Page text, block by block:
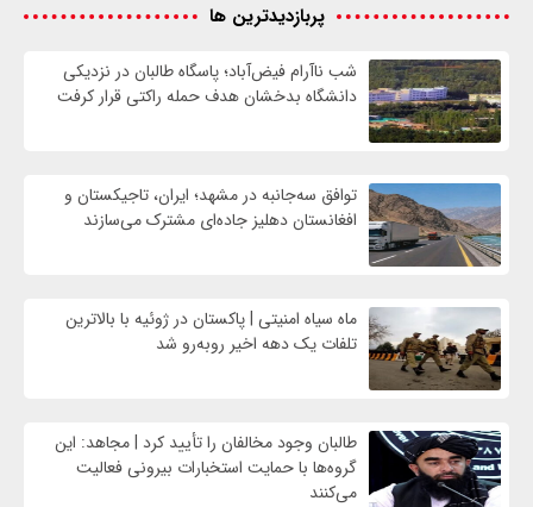
پربازدیدترین ها
شب ناآرام فیض‌آباد؛ پاسگاه طالبان در نزدیکی
دانشگاه بدخشان هدف حمله راکتی قرار کرفت
توافق سه‌جانبه در مشهد؛ ایران، تاجیکستان و
افغانستان دهلیز جاده‌ای مشترک می‌سازند
ماه سیاه امنیتی | پاکستان در ژوئیه با بالاترین
تلفات یک دهه اخیر روبه‌رو شد
طالبان وجود مخالفان را تأیید کرد | مجاهد: این
گروه‌ها با حمایت استخبارات بیرونی فعالیت
می‌کنند